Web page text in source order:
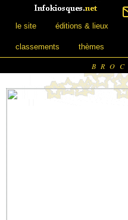
le site éditions & lieux
classements thèmes